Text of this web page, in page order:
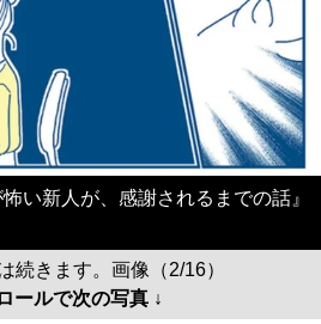
い新人が、感謝されるまでの話』
続きます。画像（2/16）
ールで次の写真 ↓